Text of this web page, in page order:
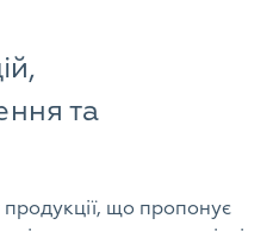
та
що пропонує